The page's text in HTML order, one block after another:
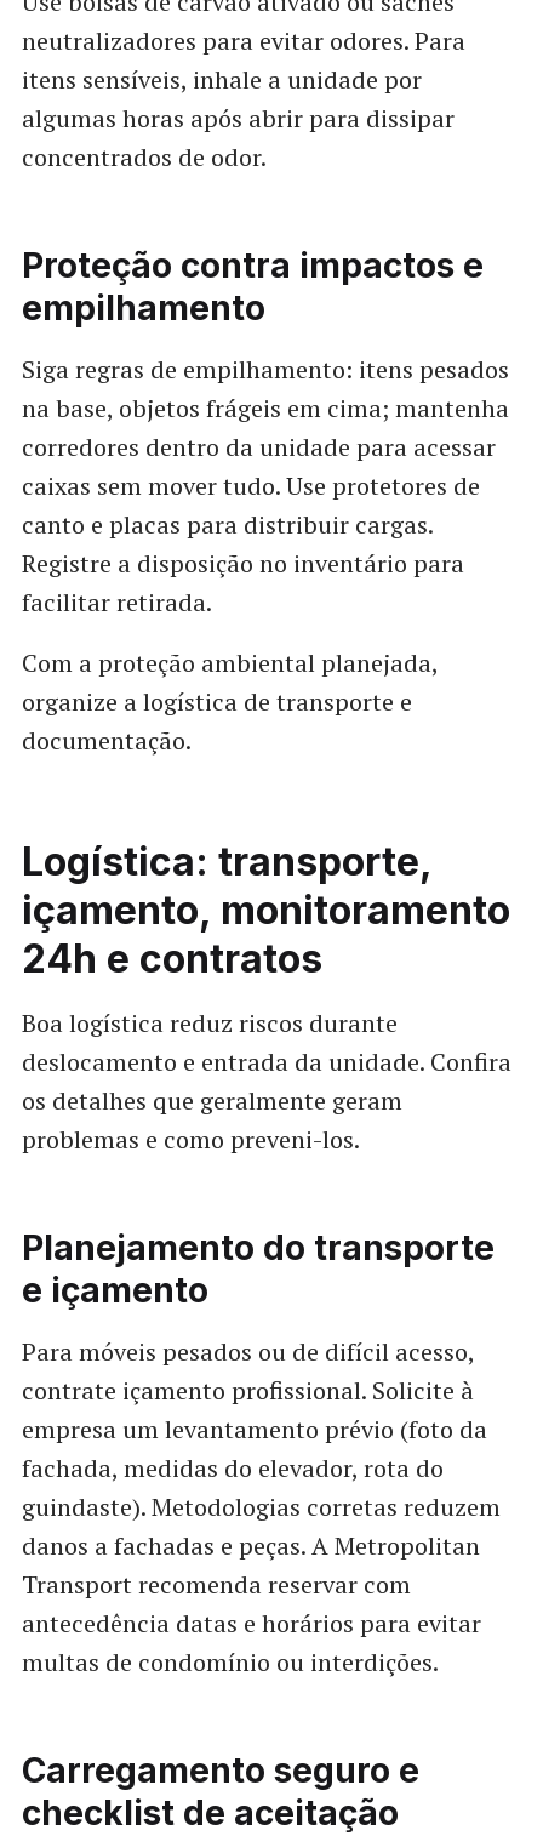
neutralizadores para evitar odores. Para
itens sensíveis, inhale a unidade por
algumas horas após abrir para dissipar
concentrados de odor.
Proteção contra impactos e
empilhamento
Siga regras de empilhamento: itens pesados
na base, objetos frágeis em cima; mantenha
corredores dentro da unidade para acessar
caixas sem mover tudo. Use protetores de
canto e placas para distribuir cargas.
Registre a disposição no inventário para
facilitar retirada.
Com a proteção ambiental planejada,
organize a logística de transporte e
documentação.
Logística: transporte,
içamento, monitoramento
24h e contratos
Boa logística reduz riscos durante
deslocamento e entrada da unidade. Confira
os detalhes que geralmente geram
problemas e como preveni-los.
Planejamento do transporte
e içamento
Para móveis pesados ou de difícil acesso,
contrate içamento profissional. Solicite à
empresa um levantamento prévio (foto da
fachada, medidas do elevador, rota do
guindaste). Metodologias corretas reduzem
danos a fachadas e peças. A Metropolitan
Transport recomenda reservar com
antecedência datas e horários para evitar
multas de condomínio ou interdições.
Carregamento seguro e
checklist de aceitação